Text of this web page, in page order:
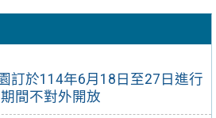
訂於114年6月18日至27日進行
間不對外開放